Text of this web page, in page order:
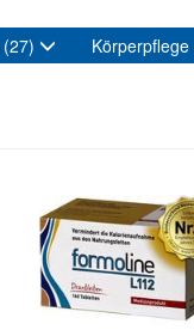
(27) Körperpflege